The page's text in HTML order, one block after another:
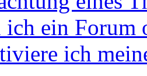
ein Forum
ich